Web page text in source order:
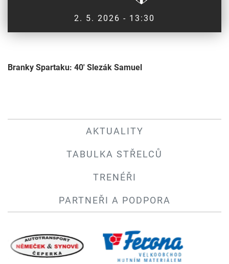
2. 5. 2026 - 13:30
Branky Spartaku: 40' Slezák Samuel
AKTUALITY
TABULKA STŘELCŮ
TRENÉŘI
PARTNEŘI A PODPORA